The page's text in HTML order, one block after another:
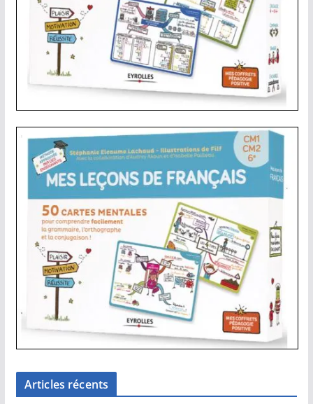
Articles récents